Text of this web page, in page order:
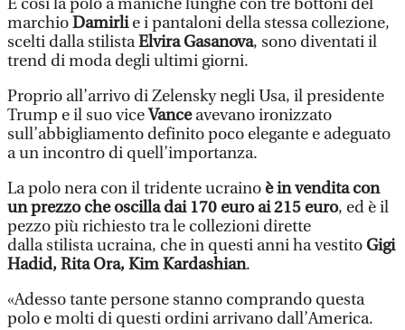
E così la polo a maniche lunghe con tre bottoni del
marchioDamirlie i pantaloni della stessa collezione,
scelti dalla stilistaElvira Gasanova, sono diventati il
trend di moda degli ultimi giorni.
Proprio all’arrivo di Zelensky negli Usa, il presidente
Trump e il suo viceVanceavevano ironizzato
sull’abbigliamento definito poco elegante e adeguato
a un incontro di quell’importanza.
La polo nera con il tridente ucraino è in vendita con
un prezzo che oscilla dai 170 euro ai 215 euro, ed è il
pezzo più richiesto tra le collezioni dirette
dalla stilista ucraina, che in questi anni ha vestitoGigi
Hadid, Rita Ora, Kim Kardashian.
«Adesso tante persone stanno comprando questa
polo e molti di questi ordini arrivano dall’America.